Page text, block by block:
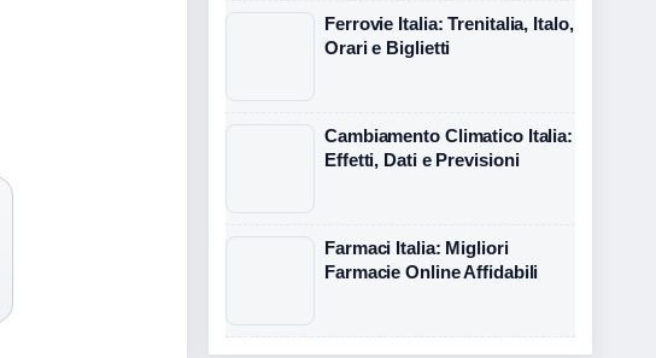
Ferrovie Italia: Trenitalia, Italo,
Orari e Biglietti
Cambiamento Climatico Italia:
Effetti, Dati e Previsioni
Farmaci Italia: Migliori
Farmacie Online Affidabili